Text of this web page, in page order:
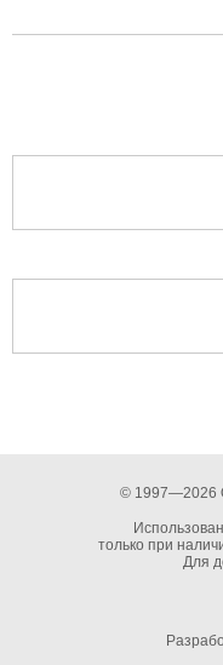
© 1997—2026
только при
Для